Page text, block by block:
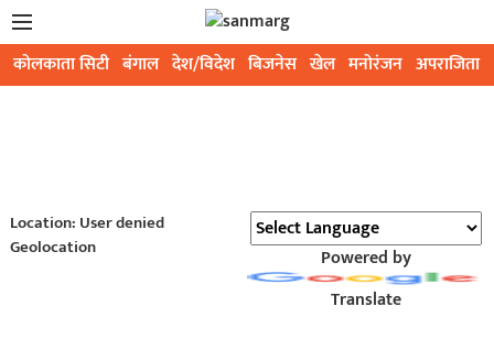
कोलकाता सिटी बंगाल देश/विदेश बिजनेस खेल मनोरंजन अपराजिता
Location: User denied
Geolocation
Powered by
Translate